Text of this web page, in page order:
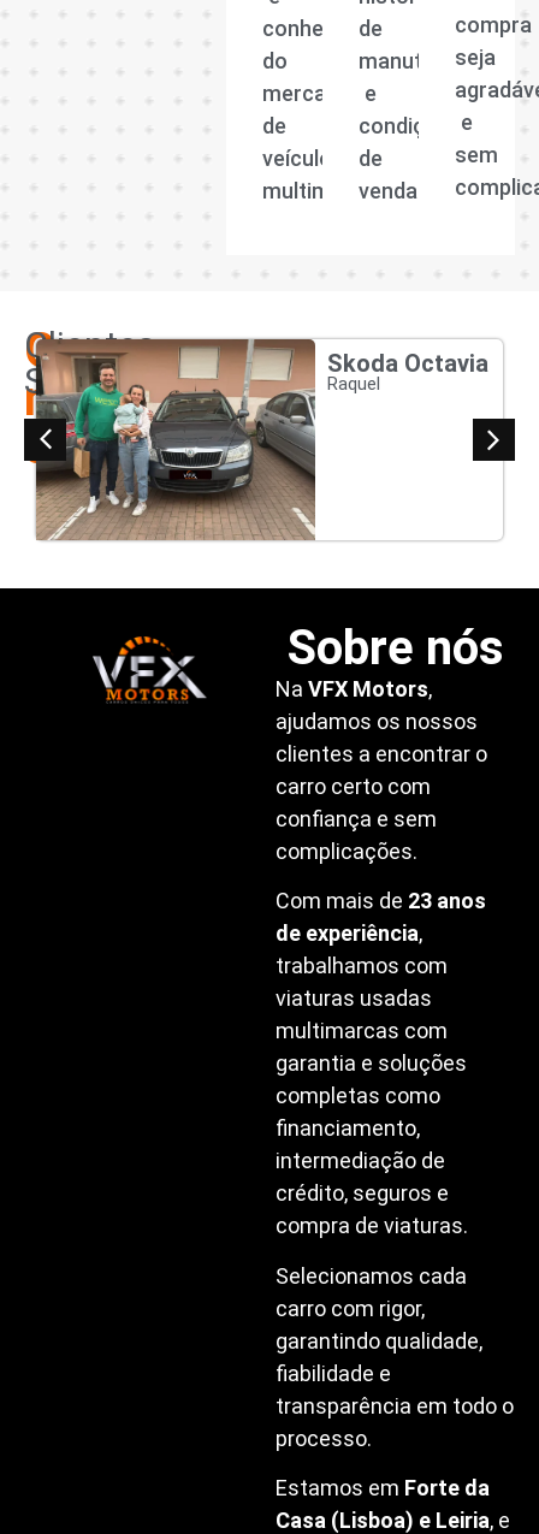
conhecedora
do
mercado
de
veículos
multimarcas.
de
manutenção
e
condições
de
venda.
compra
seja
e
sem
Os
nossos
clientes
Clientes
Satisfeitos
Skoda Octavia
Raquel
Sobre nós
NaVFX Motors,
ajudamos os nossos
clientes a encontrar o
carro certo com
confiança e sem
complicações.
Com mais de 23 anos
de experiência,
trabalhamos com
viaturas usadas
multimarcas com
garantia e soluções
completas como
financiamento,
intermediação de
crédito, seguros e
compra de viaturas.
Selecionamos cada
carro com rigor,
garantindo qualidade,
fiabilidade e
transparência em todo o
processo.
Estamos em Forte da
Casa (Lisboa) e Leiria, e